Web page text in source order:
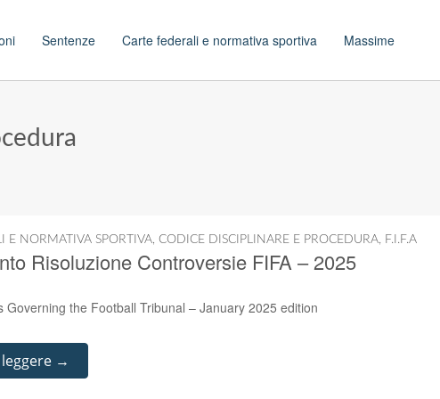
Sentenze Carte federali e normativa sportiva Massime
E NORMATIVA SPORTIVA, CODICE DISCIPLINARE E PROCEDURA, F.I.F.A
Risoluzione Controversie FIFA – 2025
Governing the Football Tribunal – January 2025 edition
→